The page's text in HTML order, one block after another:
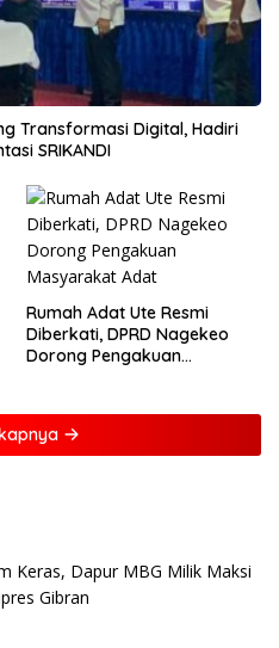
Transformasi Digital, Hadiri
SRIKANDI
Rumah Adat Ute Resmi
Diberkati, DPRD Nagekeo
Dorong Pengakuan